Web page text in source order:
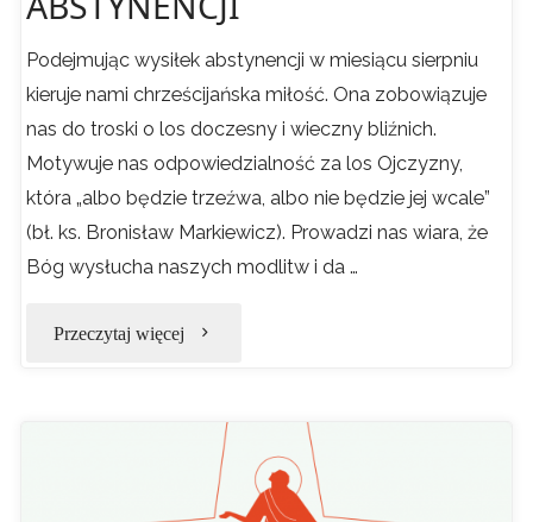
Podejmując wysiłek abstynencji w miesiącu sierpniu
kieruje nami chrześcijańska miłość. Ona zobowiązuje
nas do troski o los doczesny i wieczny bliźnich.
Motywuje nas odpowiedzialność za los Ojczyzny,
która „albo będzie trzeźwa, albo nie będzie jej wcale”
(bł. ks. Bronisław Markiewicz). Prowadzi nas wiara, że
Bóg wysłucha naszych modlitw i da …
Przeczytaj więcej "SIERPIEŃ
ABSTYNENCJI"